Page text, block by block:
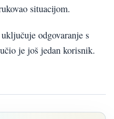
situacijom.
odgovaranje s
je još jedan korisnik.